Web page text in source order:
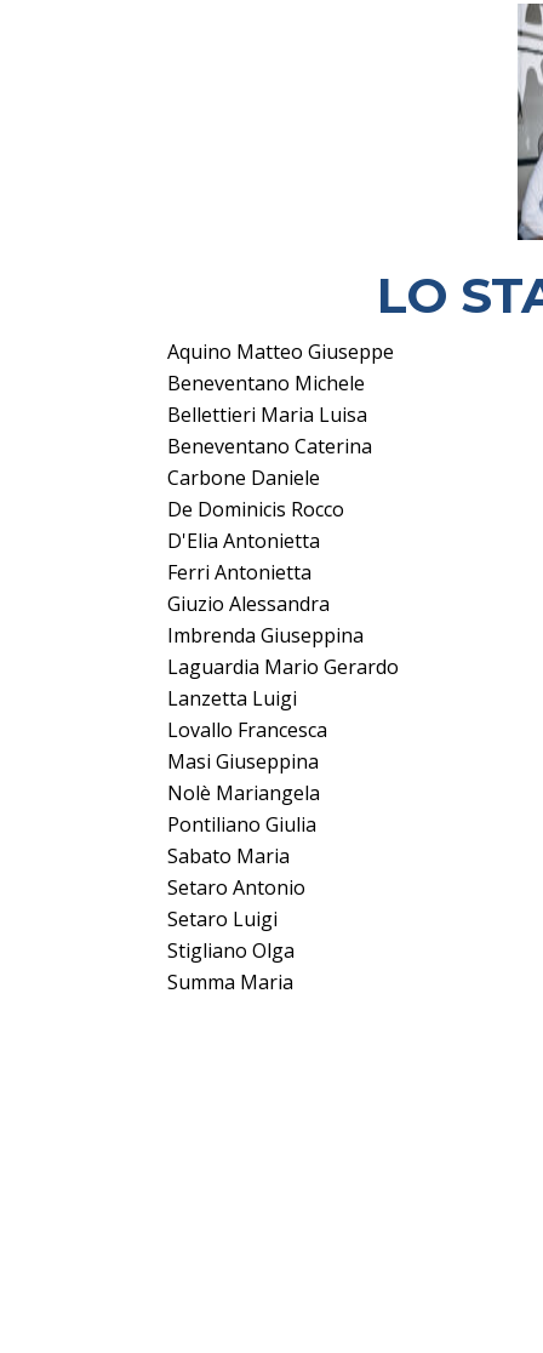
LO
Aquino Matteo Giuseppe
Beneventano Michele
Bellettieri Maria Luisa
Beneventano Caterina
Carbone Daniele
De Dominicis Rocco
D'Elia Antonietta
Ferri Antonietta
Giuzio Alessandra
Imbrenda Giuseppina
Laguardia Mario Gerardo
Lanzetta Luigi
Lovallo Francesca
Masi Giuseppina
Nolè Mariangela
Pontiliano Giulia
Sabato Maria
Setaro Antonio
Setaro Luigi
Stigliano Olga
Summa Maria